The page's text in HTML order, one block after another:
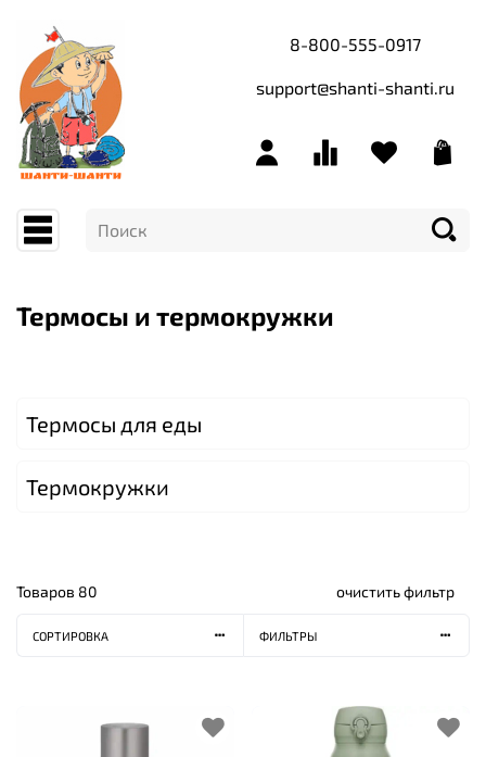
8-800-555-0917
support@shanti-shanti.ru
Термосы и термокружки
Термосы для еды
Термокружки
Товаров 80 очистить фильтр
СОРТИРОВКА ФИЛЬТРЫ